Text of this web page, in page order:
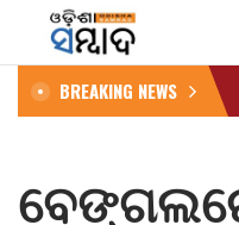
BREAKING NEWS